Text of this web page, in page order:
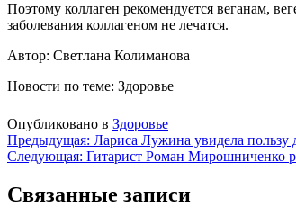
Поэтому коллаген рекомендуется веганам,
заболевания коллагеном не лечатся.
Автор: Светлана Колиманова
Новости по теме: Здоровье
Опубликовано в Здоровье
Навигация
по
записям
Предыдущая: Лариса Лужина увидела пользу
Следующая: Гитарист Роман Мирошниченко
Связанные записи